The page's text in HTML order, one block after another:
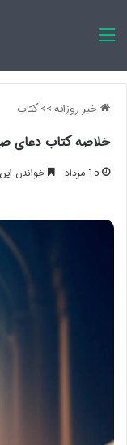
خبر روزانه>>کتاب
خلاصه کتاب دعای
15 مرداد خواندن این مطلب 11